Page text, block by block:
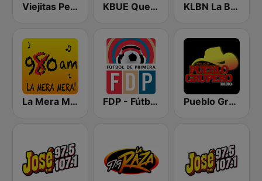
Viejitas Pero Bonitas Radio KBUE Que Buena 105.5 / 94.3 FM (US Only) KLBN La Buena 101.9 FM
La Mera Mera 980 AM FDP - Fútbol de Primera Pueblo Grupero Radio